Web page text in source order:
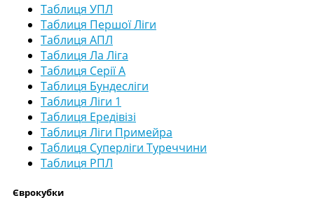
Таблиця УПЛ
Таблиця Першої Ліги
Таблиця АПЛ
Таблиця Ла Ліга
Таблиця Серії А
Таблиця Бундесліги
Таблиця Ліги 1
Таблиця Ередівізі
Таблиця Ліги Примейра
Таблиця Суперліги Туреччини
Таблиця РПЛ
Єврокубки